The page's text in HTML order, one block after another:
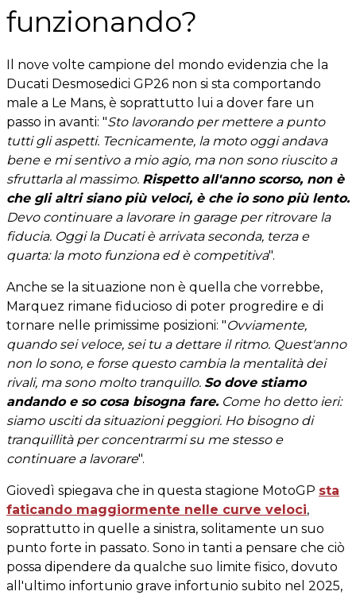
funzionando?
Il nove volte campione del mondo evidenzia che la
Ducati Desmosedici GP26 non si sta comportando
male a Le Mans, è soprattutto lui a dover fare un
passo in avanti: "Sto lavorando per mettere a punto
tutti gli aspetti. Tecnicamente, la moto oggi andava
bene e mi sentivo a mio agio, ma non sono riuscito a
sfruttarla al massimo. Rispetto all'anno scorso, non è
che gli altri siano più veloci, è che io sono più lento.
Devo continuare a lavorare in garage per ritrovare la
fiducia. Oggi la Ducati è arrivata seconda, terza e
quarta: la moto funziona ed è competitiva".
Anche se la situazione non è quella che vorrebbe,
Marquez rimane fiducioso di poter progredire e di
tornare nelle primissime posizioni: "Ovviamente,
quando sei veloce, sei tu a dettare il ritmo. Quest'anno
non lo sono, e forse questo cambia la mentalità dei
rivali, ma sono molto tranquillo. So dove stiamo
andando e so cosa bisogna fare. Come ho detto ieri:
siamo usciti da situazioni peggiori. Ho bisogno di
tranquillità per concentrarmi su me stesso e
continuare a lavorare".
Giovedì spiegava che in questa stagione MotoGP sta
faticando maggiormente nelle curve veloci,
soprattutto in quelle a sinistra, solitamente un suo
punto forte in passato. Sono in tanti a pensare che ciò
possa dipendere da qualche suo limite fisico, dovuto
all'ultimo infortunio grave infortunio subito nel 2025,